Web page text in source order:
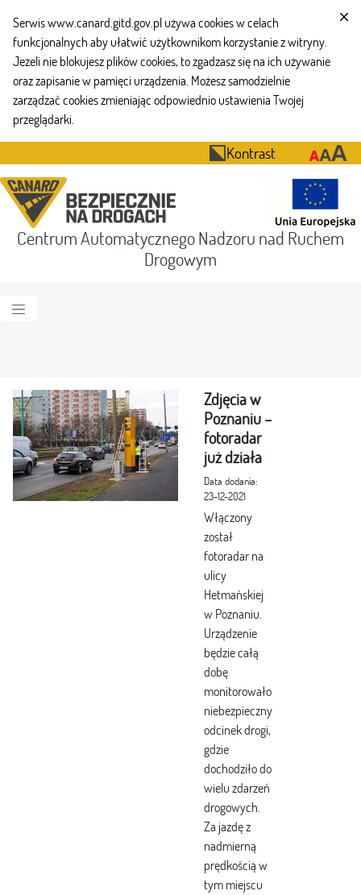
Serwis www.canard.gitd.gov.pl używa cookies w celach
funkcjonalnych aby ułatwić użytkownikom korzystanie z witryny.
Jeżeli nie blokujesz plików cookies, to zgadzasz się na ich używanie
oraz zapisanie w pamięci urządzenia. Możesz samodzielnie
zarządzać cookies zmieniając odpowiednio ustawienia Twojej
przeglądarki.
Kontrast
Centrum Automatycznego Nadzoru nad Ruchem
Drogowym
Zdjęcia w
Poznaniu –
fotoradar
już działa
Data dodania:
23-12-2021
Włączony
został
fotoradar na
ulicy
Hetmańskiej
w Poznaniu.
Urządzenie
będzie całą
dobę
monitorowało
niebezpieczny
odcinek drogi,
gdzie
dochodziło do
wielu zdarzeń
drogowych.
Za jazdę z
nadmierną
prędkością w
tym miejscu